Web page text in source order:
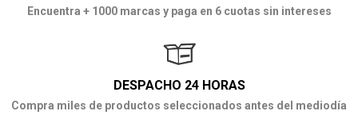
Encuentra + 1000 marcas y paga en 6 cuotas sin intereses
DESPACHO 24 HORAS
Compra miles de productos seleccionados antes del mediodía